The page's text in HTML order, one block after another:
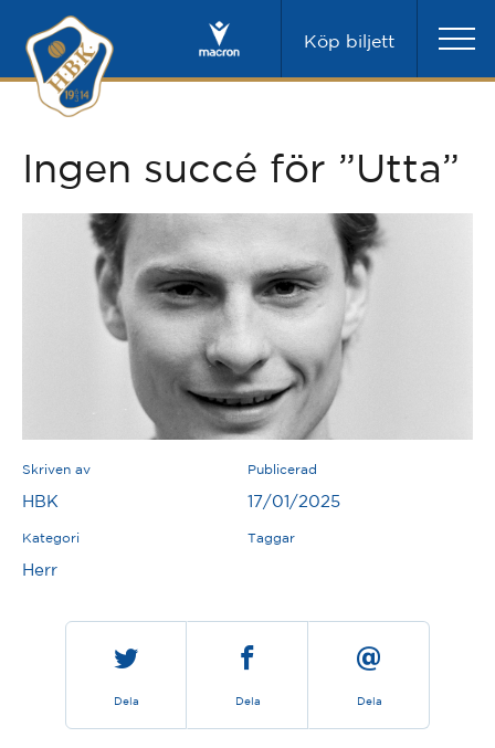
Köp biljett
Ingen succé för ”Utta”
Skriven av
HBK
Publicerad
17/01/2025
Kategori
Herr
Taggar
Dela Dela Dela